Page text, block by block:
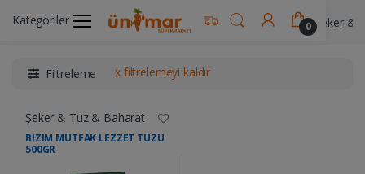
Kategoriler 0
Ünimar Anasayfa Gıda & Yemek Ürünleri Şeker &
Filtreleme x filtrelemeyi kaldır
Şeker & Tuz & Baharat
BIZIM MUTFAK LEZZET TUZU
500GR